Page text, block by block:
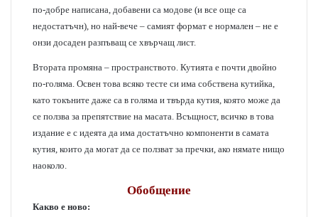
по-добре написана, добавени са модове (и все още са
недостатъчн), но най-вече – самият формат е нормален – не е
онзи досаден разпъващ се хвърчащ лист.
Втората промяна – пространството. Кутията е почти двойно
по-голяма. Освен това всяко тесте си има собствена кутийка,
като токъните даже са в голяма и твърда кутия, която може да
се ползва за препятствие на масата. Всъщност, всичко в това
издание е с идеята да има достатъчно компоненти в самата
кутия, които да могат да се ползват за пречки, ако нямате нищо
наоколо.
Обобщение
Какво е ново: